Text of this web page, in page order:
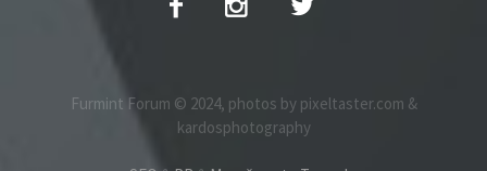
Furmint Forum © 2024, photos by pixeltaster.com &
kardosphotography